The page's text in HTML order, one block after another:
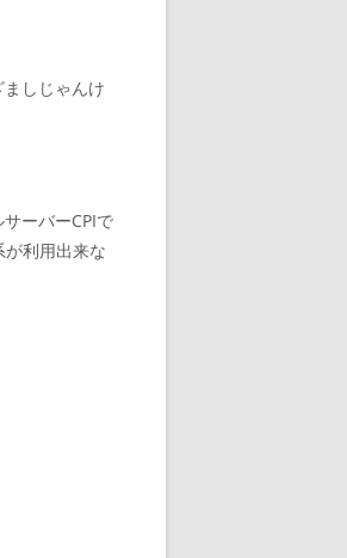
しじゃんけ
サーバーCPIで
が利用出来な